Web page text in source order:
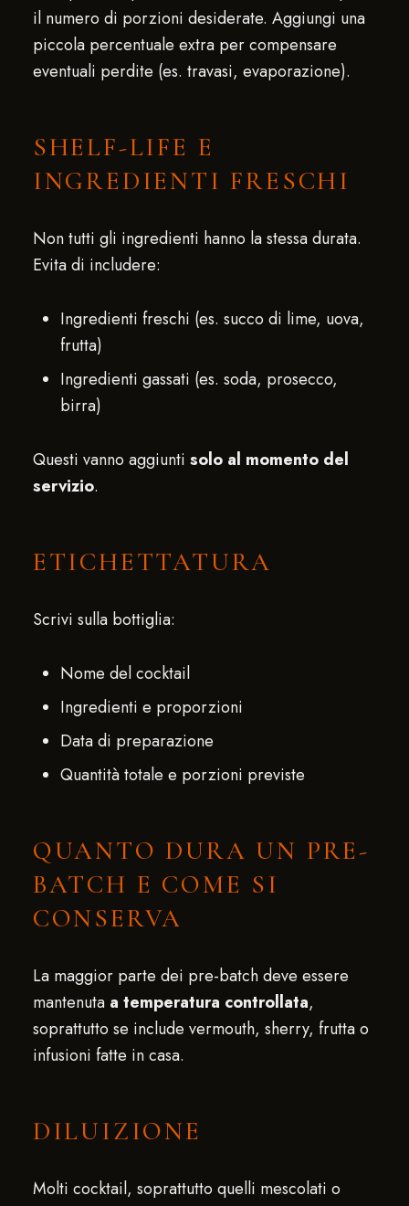
il numero di porzioni desiderate. Aggiungi una
piccola percentuale extra per compensare
eventuali perdite (es. travasi, evaporazione).
SHELF-LIFE E
INGREDIENTI FRESCHI
Non tutti gli ingredienti hanno la stessa durata.
Evita di includere:
Ingredienti freschi (es. succo di lime, uova,
frutta)
Ingredienti gassati (es. soda, prosecco,
birra)
Questi vanno aggiunti solo al momento del
servizio.
ETICHETTATURA
Scrivi sulla bottiglia:
Nome del cocktail
Ingredienti e proporzioni
Data di preparazione
Quantità totale e porzioni previste
QUANTO DURA UN PRE-
BATCH E COME SI
CONSERVA
La maggior parte dei pre-batch deve essere
mantenuta a temperatura controllata,
soprattutto se include vermouth, sherry, frutta o
infusioni fatte in casa.
DILUIZIONE
Molti cocktail, soprattutto quelli mescolati o